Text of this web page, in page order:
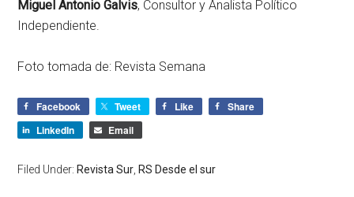
Miguel Antonio Galvis, Consultor y Analista Político
Independiente.
Foto tomada de: Revista Semana
Facebook Tweet Like
Share
LinkedIn
Email
Filed Under: Revista Sur RS Desde el sur